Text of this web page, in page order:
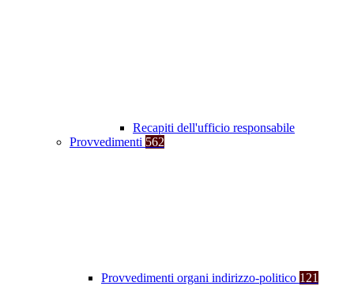
Recapiti dell'ufficio responsabile
Provvedimenti 562
Provvedimenti organi indirizzo-politico 121